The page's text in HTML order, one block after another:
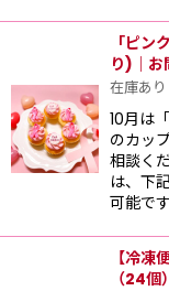
「ピン
り)｜お
在庫あり
10月は
のカッ
相談く
は、下
可能で
【冷
（24個）